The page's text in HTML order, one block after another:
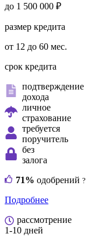
до 1 500 000 ₽
размер кредита
от 12 до 60 мес.
срок кредита
подтверждение
дохода
личное
страхование
требуется
поручитель
без
залога
71% одобрений ?
Подробнее
рассмотрение
1-10 дней